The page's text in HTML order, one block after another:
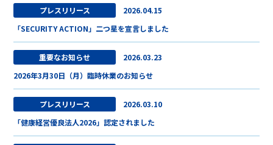
プレスリリース
2026.04.15
「SECURITY ACTION」二つ星を宣言しました
重要なお知らせ
2026.03.23
2026年3月30日（月）臨時休業のお知らせ
プレスリリース
2026.03.10
「健康経営優良法人2026」認定されました